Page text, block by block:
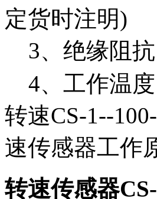
定货时注明)
3、绝缘阻
4、工作温
转速CS-1--
速传感器工作
转速传感器